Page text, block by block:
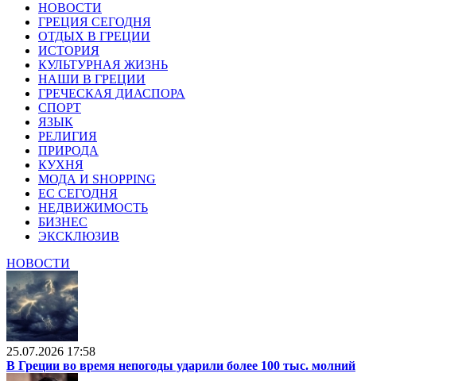
НОВОСТИ
ГРЕЦИЯ СЕГОДНЯ
ОТДЫХ В ГРЕЦИИ
ИСТОРИЯ
КУЛЬТУРНАЯ ЖИЗНЬ
НАШИ В ГРЕЦИИ
ГРЕЧЕСКАЯ ДИАСПОРА
СПОРТ
ЯЗЫК
РЕЛИГИЯ
ПРИРОДА
КУХНЯ
МОДА И SHOPPING
ЕС СЕГОДНЯ
НЕДВИЖИМОСТЬ
БИЗНЕС
ЭКСКЛЮЗИВ
НОВОСТИ
25.07.2026 17:58
В Греции во время непогоды ударили более 100 тыс. молний